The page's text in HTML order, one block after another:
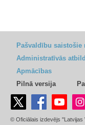
Pašvaldību saistošie
Administratīvās
Apmācības
Pilnā versija
© Oficiālais izdevējs "Latvijas